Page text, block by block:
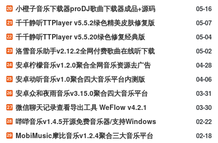
05-16
小橙子音乐下载器proDJ歌曲下载器成品+源码
05-07
千千静听TTPlayer v5.5.2绿色精美皮肤修复版
05-04
千千静听TTPlayer v5.5.20绿色修复经典版
05-02
洛雪音乐助手v2.12.2全网付费歌曲在线听下载
04-28
安卓柠檬音乐v1.2.0聚合全网音乐资源去广告
04-06
安卓动听音乐v1.0聚合四大音乐平台内测版
03-31
安卓众和夜雨音乐v3.15.0聚合四大音乐平台
03-30
微信聊天记录查看导出工具 WeFlow v4.2.1
02-22
哔哔音乐v1.4.5开源免费音乐器/支持Windows
02-18
MobiMusic摩比音乐v1.2.4聚合三大音乐平台